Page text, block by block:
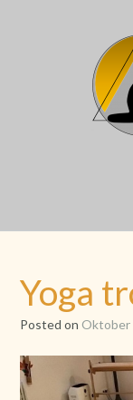
Yoga
Posted on Oktober